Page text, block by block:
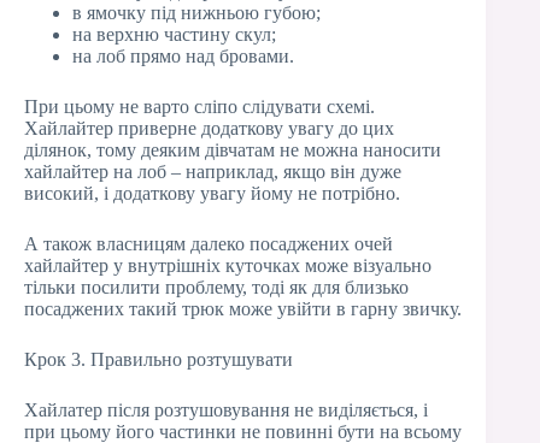
в ямочку під нижньою губою;
на верхню частину скул;
на лоб прямо над бровами.
При цьому не варто сліпо слідувати схемі.
Хайлайтер приверне додаткову увагу до цих
ділянок, тому деяким дівчатам не можна наносити
хайлайтер на лоб – наприклад, якщо він дуже
високий, і додаткову увагу йому не потрібно.
А також власницям далеко посаджених очей
хайлайтер у внутрішніх куточках може візуально
тільки посилити проблему, тоді як для близько
посаджених такий трюк може увійти в гарну звичку.
Крок 3. Правильно розтушувати
Хайлатер після розтушовування не виділяється, і
при цьому його частинки не повинні бути на всьому